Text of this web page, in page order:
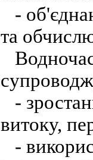
-
та
-
витоку,
-